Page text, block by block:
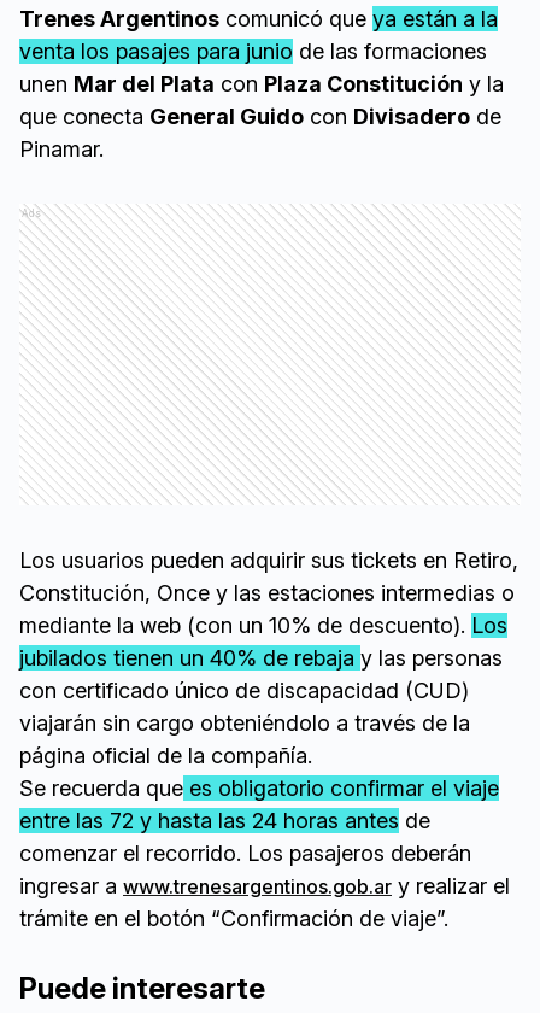
Trenes Argentinos comunicó que ya están a la
venta los pasajes para junio de las formaciones
unen Mar del Plata con Plaza Constitución y la
que conecta General Guido con Divisadero de
Pinamar.
Ads
Los usuarios pueden adquirir sus tickets en Retiro,
Constitución, Once y las estaciones intermedias o
mediante la web (con un 10% de descuento). Los
jubilados tienen un 40% de rebaja y las personas
con certificado único de discapacidad (CUD)
viajarán sin cargo obteniéndolo a través de la
página oficial de la compañía.
Se recuerda que es obligatorio confirmar el viaje
entre las 72 y hasta las 24 horas antes de
comenzar el recorrido. Los pasajeros deberán
ingresar a www.trenesargentinos.gob.ar y realizar el
trámite en el botón “Confirmación de viaje”.
Puede interesarte